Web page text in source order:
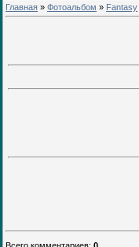
Главная » Фотоальбом » Fantasy